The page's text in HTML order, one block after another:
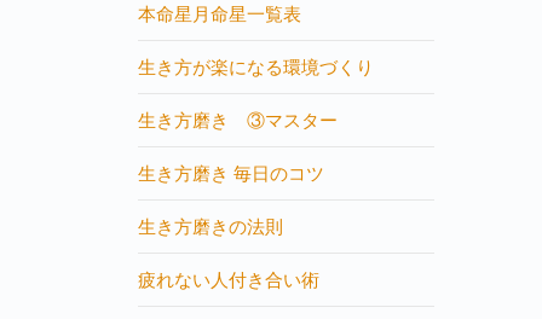
本命星月命星一覧表
生き方が楽になる環境づくり
生き方磨き ③マスター
生き方磨き 毎日のコツ
生き方磨きの法則
疲れない人付き合い術